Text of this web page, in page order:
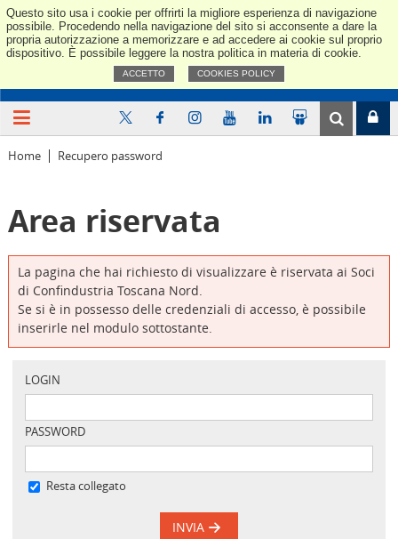
Questo sito usa i cookie per offrirti la migliore esperienza di navigazione
possibile. Procedendo nella navigazione del sito si acconsente a dare la
propria autorizzazione a memorizzare e ad accedere ai cookie sul proprio
dispositivo. È possibile leggere la nostra politica in materia di cookie.
ACCETTO COOKIES POLICY
Home Recupero password
Area riservata
La pagina che hai richiesto di visualizzare è riservata ai Soci
di Confindustria Toscana Nord.
Se si è in possesso delle credenziali di accesso, è possibile
inserirle nel modulo sottostante.
LOGIN
PASSWORD
Resta collegato
INVIA